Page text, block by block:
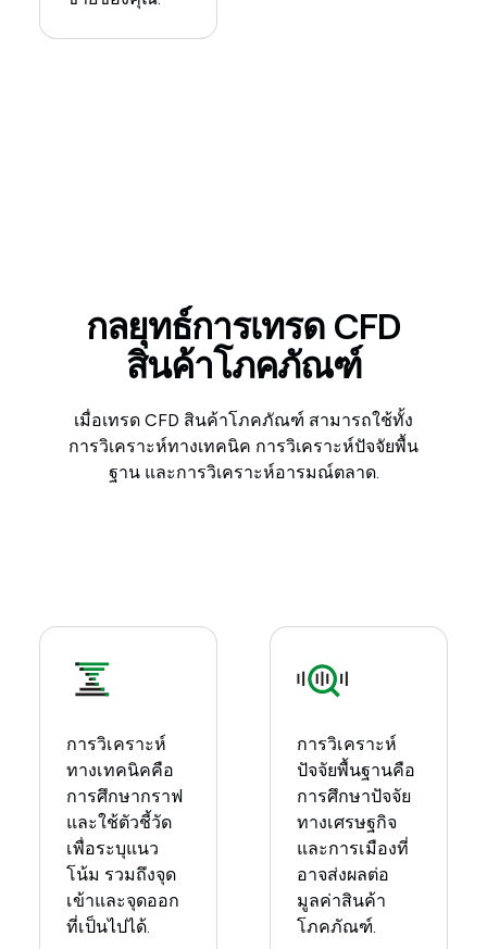
กลยุทธ์การเทรด CFD
สินค้าโภคภัณฑ์
เมื่อเทรด CFD สินค้าโภคภัณฑ์ สามารถใช้ทั้ง
การวิเคราะห์ทางเทคนิค การวิเคราะห์ปัจจัยพื้น
ฐาน และการวิเคราะห์อารมณ์ตลาด.
การวิเคราะห์
ทางเทคนิคคือ
การศึกษากราฟ
และใช้ตัวชี้วัด
เพื่อระบุแนว
โน้ม รวมถึงจุด
เข้าและจุดออก
ที่เป็นไปได้.
การวิเคราะห์
ปัจจัยพื้นฐานคือ
การศึกษาปัจจัย
ทางเศรษฐกิจ
และการเมืองที่
อาจส่งผลต่อ
มูลค่าสินค้า
โภคภัณฑ์.